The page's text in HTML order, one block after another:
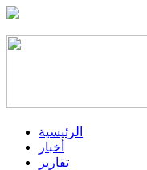
الرئيسية
أخبار
تقارير